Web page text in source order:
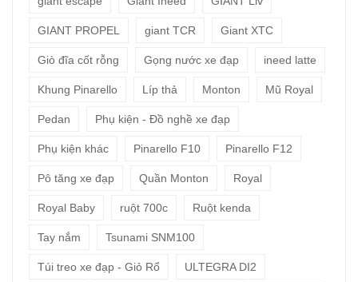
GIANT PROPEL giant TCR Giant XTC
Giò đĩa cốt rỗng Gọng nước xe đạp ineed latte
Khung Pinarello Líp thả Monton Mũ Royal
Pedan Phụ kiện - Đồ nghề xe đạp
Phụ kiện khác Pinarello F10 Pinarello F12
Pô tăng xe đạp Quần Monton Royal
Royal Baby ruột 700c Ruột kenda
Tay nắm Tsunami SNM100
Túi treo xe đạp - Giỏ Rổ ULTEGRA DI2